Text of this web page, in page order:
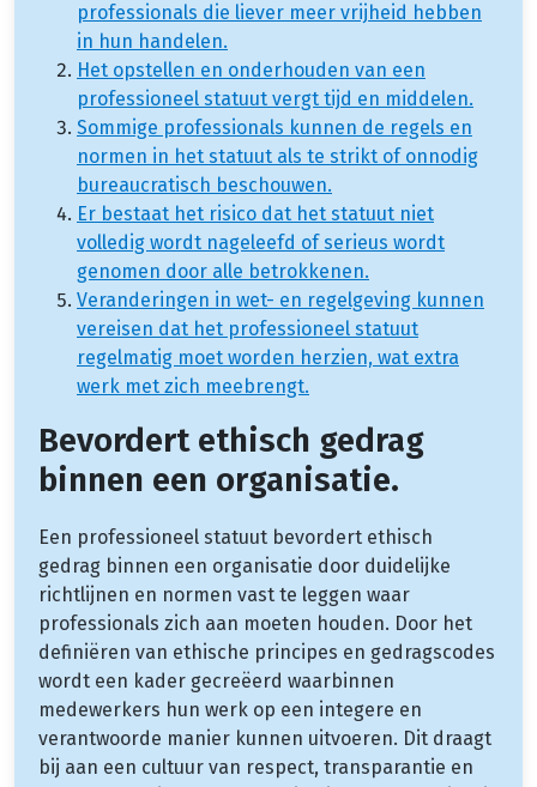
professionals die liever meer vrijheid hebben
in hun handelen.
Het opstellen en onderhouden van een
professioneel statuut vergt tijd en middelen.
Sommige professionals kunnen de regels en
normen in het statuut als te strikt of onnodig
bureaucratisch beschouwen.
Er bestaat het risico dat het statuut niet
volledig wordt nageleefd of serieus wordt
genomen door alle betrokkenen.
Veranderingen in wet- en regelgeving kunnen
vereisen dat het professioneel statuut
regelmatig moet worden herzien, wat extra
werk met zich meebrengt.
Bevordert ethisch gedrag
binnen een organisatie.
Een professioneel statuut bevordert ethisch
gedrag binnen een organisatie door duidelijke
richtlijnen en normen vast te leggen waar
professionals zich aan moeten houden. Door het
definiëren van ethische principes en gedragscodes
wordt een kader gecreëerd waarbinnen
medewerkers hun werk op een integere en
verantwoorde manier kunnen uitvoeren. Dit draagt
bij aan een cultuur van respect, transparantie en